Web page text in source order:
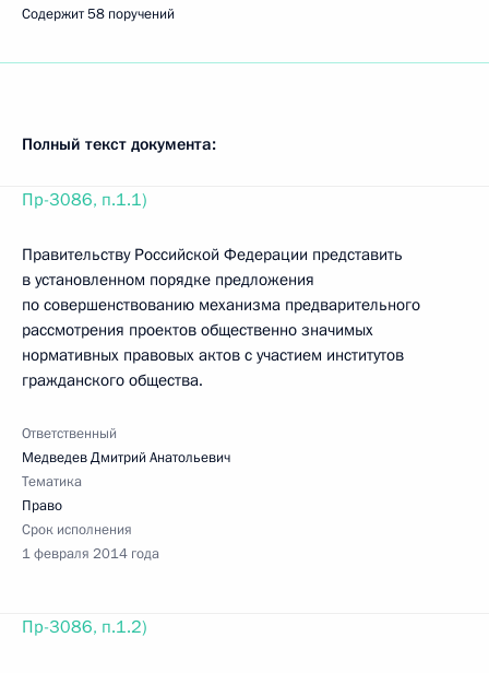
Содержит 58 поручений
Полный текст документа:
Пр-3086, п.1.1)
Правительству Российской Федерации представить
в установленном порядке предложения
по совершенствованию механизма предварительного
рассмотрения проектов общественно значимых
нормативных правовых актов с участием институтов
гражданского общества.
Ответственный
Медведев Дмитрий Анатольевич
Тематика
Право
Срок исполнения
1 февраля 2014 года
Пр-3086, п.1.2)